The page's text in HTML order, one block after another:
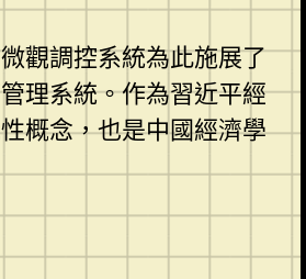
觀調控系統為此施展了
理系統。作為習近平經
概念，也是中國經濟學